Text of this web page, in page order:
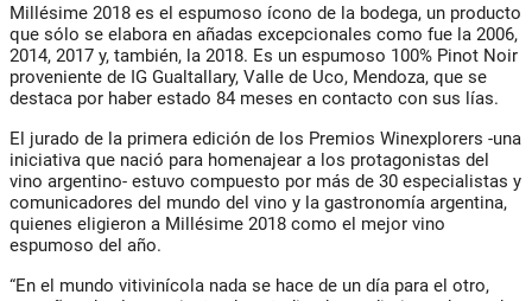
Millésime 2018 es el espumoso ícono de la bodega, un producto
que sólo se elabora en añadas excepcionales como fue la 2006,
2014, 2017 y, también, la 2018. Es un espumoso 100% Pinot Noir
proveniente de IG Gualtallary, Valle de Uco, Mendoza, que se
destaca por haber estado 84 meses en contacto con sus lías.
El jurado de la primera edición de los Premios Winexplorers -una
iniciativa que nació para homenajear a los protagonistas del
vino argentino- estuvo compuesto por más de 30 especialistas y
comunicadores del mundo del vino y la gastronomía argentina,
quienes eligieron a Millésime 2018 como el mejor vino
espumoso del año.
“En el mundo vitivinícola nada se hace de un día para el otro,